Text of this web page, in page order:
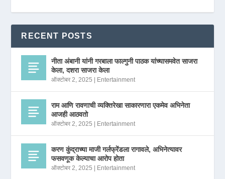
RECENT POSTS
नीता अंबानी यांनी गरबाला फाल्गुनी पाठक यांच्यासमवेत साजरा
केला, दशरा साजरा केला
ऑक्टोबर 2, 2025 | Entertainment
राम आणि रावणाची व्यक्तिरेखा साकारणारा एकमेव अभिनेता
आजही आठवतो
ऑक्टोबर 2, 2025 | Entertainment
करण कुंद्राच्या माजी गर्लफ्रेंडला रागावले, अभिनेत्यावर
फसवणूक केल्याचा आरोप होता
ऑक्टोबर 2, 2025 | Entertainment